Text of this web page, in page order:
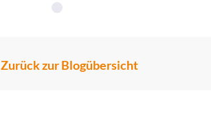
Zurück zur Blogübersicht